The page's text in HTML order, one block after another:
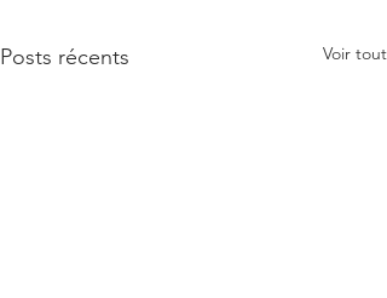
Posts récents Voir tout